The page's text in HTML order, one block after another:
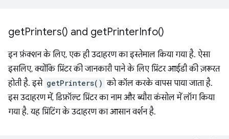
getPrinters() and getPrinterInfo()
इन फ़ंक्शन के लिए, एक ही उदाहरण का इस्तेमाल किया गया है. ऐसा
इसलिए, क्योंकि प्रिंटर की जानकारी पाने के लिए प्रिंटर आईडी की ज़रूरत
होती है. इसे getPrinters() को कॉल करके वापस पाया जाता है.
इस उदाहरण में, डिफ़ॉल्ट प्रिंटर का नाम और ब्यौरा कंसोल में लॉग किया
गया है. यह प्रिंटिंग के उदाहरण का आसान वर्शन है.